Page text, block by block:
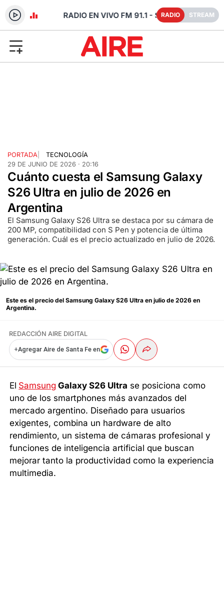
FE RADIO STREAM
PORTADA
TECNOLOGÍA
29 DE JUNIO DE 2026 · 20:16
Cuánto cuesta el Samsung Galaxy
S26 Ultra en julio de 2026 en
Argentina
El Samsung Galaxy S26 Ultra se destaca por su cámara de
200 MP, compatibilidad con S Pen y potencia de última
generación. Cuál es el precio actualizado en julio de 2026.
Este es el precio del Samsung Galaxy S26 Ultra en julio de 2026 en
Argentina.
REDACCIÓN AIRE DIGITAL
+Agregar Aire de Santa Fe en
El Samsung Galaxy S26 Ultra se posiciona como
uno de los smartphones más avanzados del
mercado argentino. Diseñado para usuarios
exigentes, combina un hardware de alto
rendimiento, un sistema de cámaras profesional y
funciones de inteligencia artificial que buscan
mejorar tanto la productividad como la experiencia
multimedia.